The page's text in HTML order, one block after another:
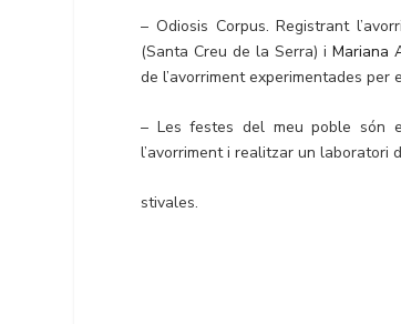
– Odiosis Corpus. Registrant
(Santa Creu de la Serra) i Mariana
de l’avorriment experimentades
– Les festes del meu poble són
l’avorriment i realitzar un laboratori
stivales.